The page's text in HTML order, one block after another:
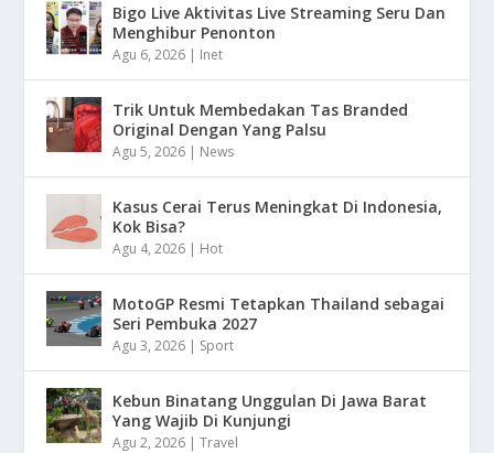
Bigo Live Aktivitas Live Streaming Seru Dan
Menghibur Penonton
Agu 6, 2026 | Inet
Trik Untuk Membedakan Tas Branded
Original Dengan Yang Palsu
Agu 5, 2026 | News
Kasus Cerai Terus Meningkat Di Indonesia,
Kok Bisa?
Agu 4, 2026 | Hot
MotoGP Resmi Tetapkan Thailand sebagai
Seri Pembuka 2027
Agu 3, 2026 | Sport
Kebun Binatang Unggulan Di Jawa Barat
Yang Wajib Di Kunjungi
Agu 2, 2026 |Travel